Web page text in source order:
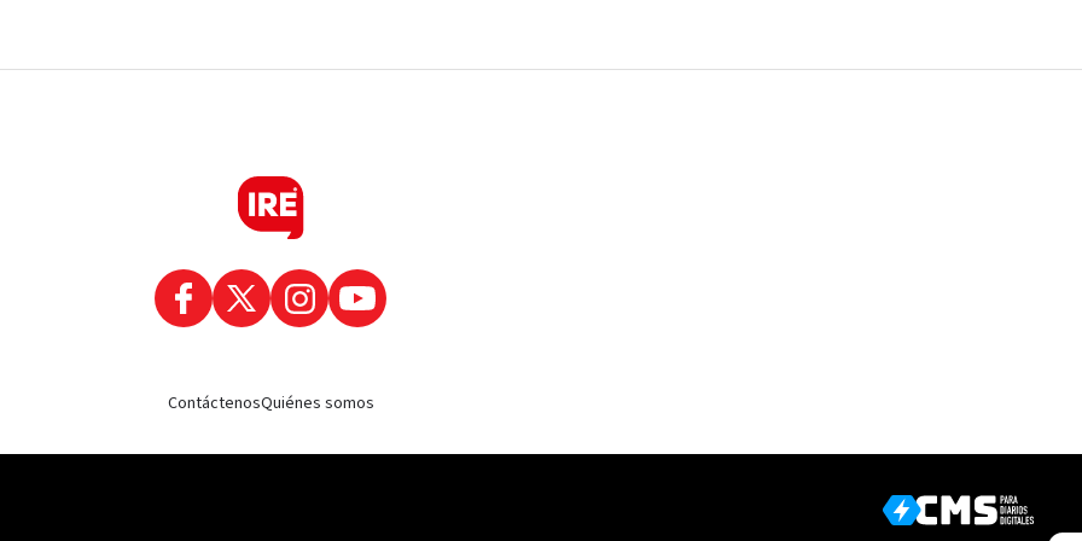
ContáctenosQuiénes somos